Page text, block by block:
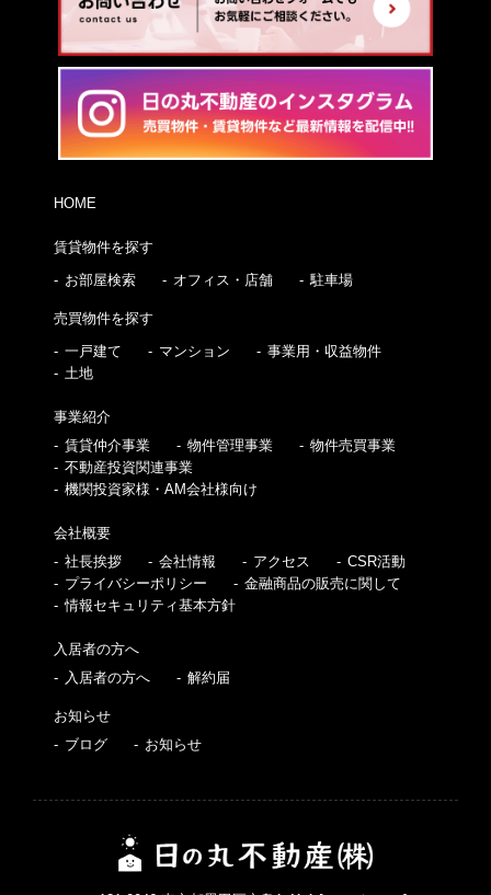
HOME
賃貸物件を探す
お部屋検索
オフィス・店舗 駐車場
売買物件を探す
一戸建て
マンション
事業用・収益物件
土地
事業紹介
賃貸仲介事業
物件管理事業
物件売買事業
不動産投資関連事業
機関投資家様・AM会社様向け
会社概要
社長挨拶
会社情報 アクセス
CSR活動
プライバシーポリシー
金融商品の販売に関して
情報セキュリティ基本方針
入居者の方へ
入居者の方へ
解約届
お知らせ
ブログ
お知らせ